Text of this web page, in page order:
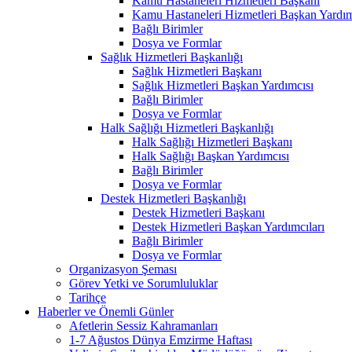
Kamu Hastaneleri Hizmetleri Başkan
Bağlı Birimler
Dosya ve Formlar
Sağlık Hizmetleri Başkanlığı
Sağlık Hizmetleri Başkanı
Sağlık Hizmetleri Başkan Yardımcısı
Bağlı Birimler
Dosya ve Formlar
Halk Sağlığı Hizmetleri Başkanlığı
Halk Sağlığı Hizmetleri Başkanı
Halk Sağlığı Başkan Yardımcısı
Bağlı Birimler
Dosya ve Formlar
Destek Hizmetleri Başkanlığı
Destek Hizmetleri Başkanı
Destek Hizmetleri Başkan Yardımcıları
Bağlı Birimler
Dosya ve Formlar
Organizasyon Şeması
Görev Yetki ve Sorumluluklar
Tarihçe
Haberler ve Önemli Günler
Afetlerin Sessiz Kahramanları
1-7 Ağustos Dünya Emzirme Haftası